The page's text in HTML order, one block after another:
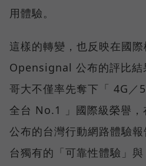
用體驗。
這樣的轉變，也反映在國
Opensignal 公布的評比結
哥大不僅率先奪下「 4G／
全台 No.1 」國際級榮譽
公布的台灣行動網路體驗
台獨有的「可靠性體驗」